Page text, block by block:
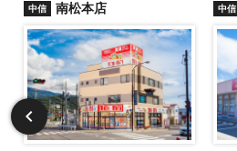
中信 南松本店 中信